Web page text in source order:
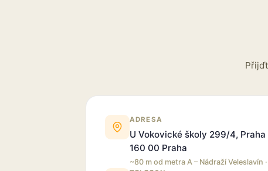
ADRESA
U Vokovické školy 299/4, Praha
160 00 Praha
~80 m od metra A – Nádraží Veleslavín